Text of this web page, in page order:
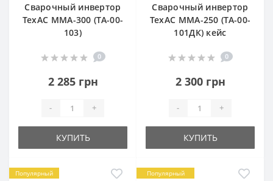
Сварочный инвертор
ТехАС MMА-300 (TA-00-
103)
0
2 285 грн
- +
КУПИТЬ
Сварочный инвертор
ТехАС MMА-250 (TA-00-
101ДК) кейс
0
2 300 грн
- +
КУПИТЬ
Популярный
Популярный